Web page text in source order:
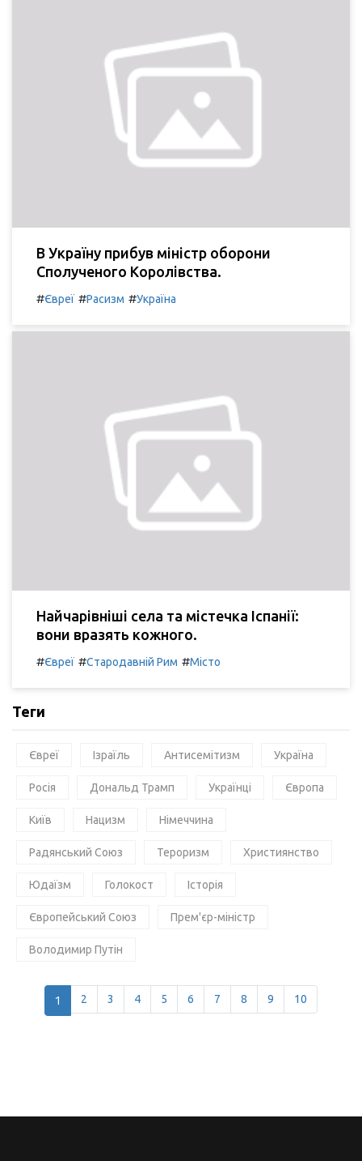
В Україну прибув міністр оборони
Сполученого Королівства.
#Євреї #Расизм #Україна
Найчарівніші села та містечка Іспанії:
вони вразять кожного.
#Євреї #Стародавній Рим #Місто
Теги
Євреї Ізраїль Антисемітизм Україна
Росія Дональд Трамп Українці Європа
Київ Нацизм Німеччина
Радянський Союз Тероризм Християнство
Юдаїзм Голокост Історія
Європейський Союз Прем'єр-міністр
Володимир Путін
1 2 3 4 5 6 7 8 9 10